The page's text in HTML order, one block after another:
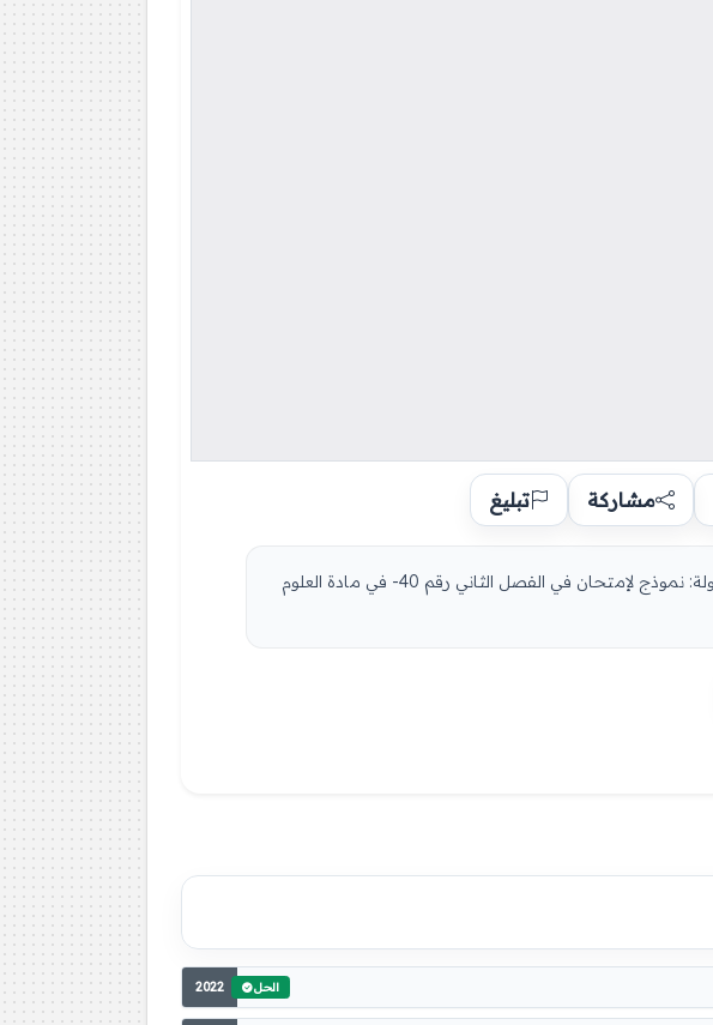
مشاركة تبليغ
مادة علوم الطبيعة والحياة للسنة الأولى 1 متوسط دروس مفصلة، فروض واختبارات، تمارين محلولة: نموذج لإمتحان في الفصل الثاني رقم 40- في مادة العلوم
2022 الحل